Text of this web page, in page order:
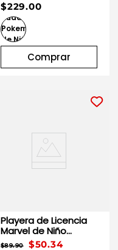
$229.00
Comprar
Playera de Licencia
Marvel de Niño
Juvenil$50.34
$89.90